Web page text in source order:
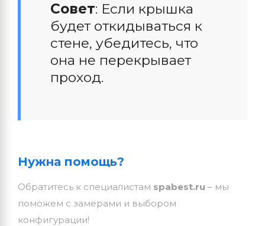
Совет: Если крышка
будет откидываться к
стене, убедитесь, что
она не перекрывает
проход.
Нужна помощь?
Обратитесь к специалистам spabest.ru – мы
поможем с замерами и выбором
конфигурации!